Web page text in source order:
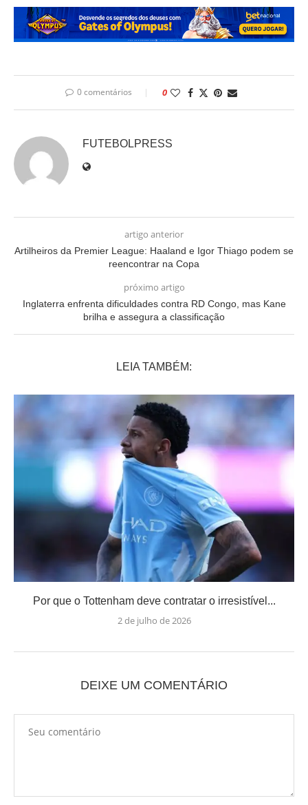
0 comentários 0
FUTEBOLPRESS
artigo anterior
Artilheiros da Premier League: Haaland e Igor Thiago podem se
reencontrar na Copa
próximo artigo
Inglaterra enfrenta dificuldades contra RD Congo, mas Kane
brilha e assegura a classificação
LEIA TAMBÉM:
Por que o Tottenham deve contratar o irresistível...
2 de julho de 2026
DEIXE UM COMENTÁRIO